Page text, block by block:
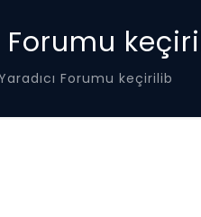
Forumu
Forumu keçirilib